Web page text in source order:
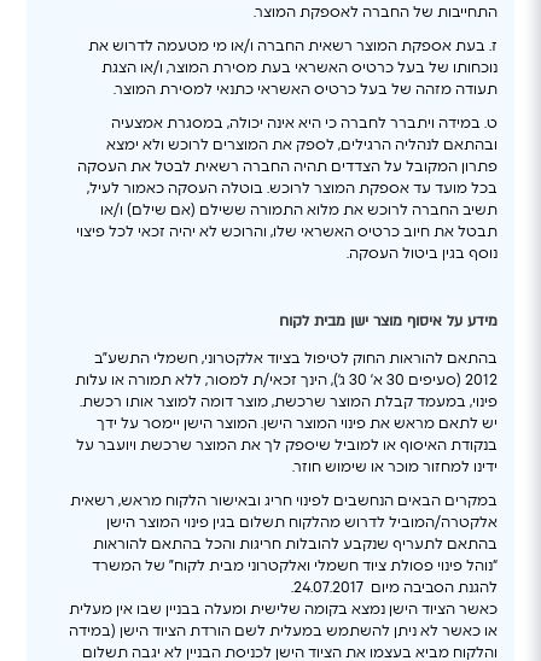
התחייבות של החברה לאספקת המוצר.
ז. בעת אספקת המוצר רשאית החברה ו/או מי מטעמה לדרוש את
נוכחותו של בעל כרטיס האשראי בעת מסירת המוצר, ו/או הצגת
תעודה מזהה של בעל כרטיס האשראי כתנאי למסירת המוצר.
ט. במידה ויתברר לחברה כי היא אינה יכולה, במסגרת אמצעיה
ובהתאם לנהליה הרגילים, לספק את המוצרים לרוכש ולא ימצא
פתרון המקובל על הצדדים תהיה החברה רשאית לבטל את העסקה
בכל מועד עד אספקת המוצר לרוכש. בוטלה העסקה כאמור לעיל,
תשיב החברה לרוכש את מלוא התמורה ששילם (אם שילם) ו/או
תבטל את חיוב כרטיס האשראי שלו, והרוכש לא יהיה זכאי לכל פיצוי
נוסף בגין ביטול העסקה.
מידע על איסוף מוצר ישן מבית לקוח
בהתאם להוראות החוק לטיפול בציוד אלקטרוני, חשמלי התשע”ב
2012 (סעיפים 30 א’ 30 ג’), הינך זכאי/ת למסור, ללא תמורה או עלות
פינוי, במעמד קבלת המוצר שרכשת, מוצר דומה למוצר אותו רכשת.
יש לתאם מראש את פינוי המוצר הישן. המוצר הישן יימסר על ידך
בנקודת האיסוף או למוביל שיספק לך את המוצר שרכשת ויועבר על
ידינו למחזור מוכר או שימוש חוזר.
במקרים הבאים הנחשבים לפינוי חריג ובאישור הלקוח מראש, רשאית
אלקטרה/המוביל לדרוש מהלקוח תשלום בגין פינוי המוצר הישן
בהתאם לתעריף שנקבע להובלות חריגות והכל בהתאם להוראות
“נוהל פינוי פסולת ציוד חשמלי ואלקטרוני מבית לקוח” של המשרד
להגנת הסביבה מיום 24.07.2017.
כאשר הציוד הישן נמצא בקומה שלישית ומעלה בבניין שבו אין מעלית
או כאשר לא ניתן להשתמש במעלית לשם הורדת הציוד הישן (במידה
והלקוח מביא בעצמו את הציוד הישן לכניסת הבניין לא יגבה תשלום